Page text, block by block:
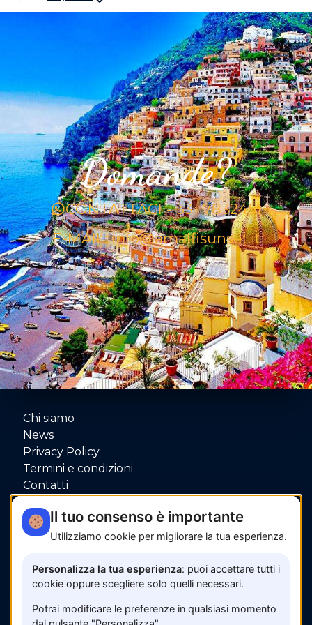
Domande?
CONTATTACI - 331 7832451
E-MAIL: info@amalfisunset.it
Chi siamo
News
Privacy Policy
Termini e condizioni
Contatti
Pagamenti sicuri con
Il tuo consenso è importante
Utilizziamo cookie per migliorare la tua esperienza.
Personalizza la tua esperienza: puoi accettare tutti i
cookie oppure scegliere solo quelli necessari.
Potrai modificare le preferenze in qualsiasi momento